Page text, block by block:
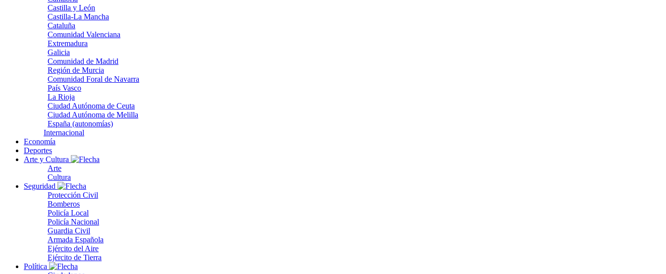
Castilla y León
Castilla-La Mancha
Cataluña
Comunidad Valenciana
Extremadura
Galicia
Comunidad de Madrid
Región de Murcia
Comunidad Foral de Navarra
País Vasco
La Rioja
Ciudad Autónoma de Ceuta
Ciudad Autónoma de Melilla
España (autonomías)
Internacional
Economía
Deportes
Arte y Cultura
Arte
Cultura
Seguridad
Protección Civil
Bomberos
Policía Local
Policía Nacional
Guardia Civil
Armada Española
Ejército del Aire
Ejército de Tierra
Política